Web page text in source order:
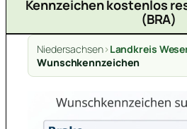
Kennzeichen kostenlos
(BRA)
Niedersachsen>Landkreis
Wunschkennzeichen